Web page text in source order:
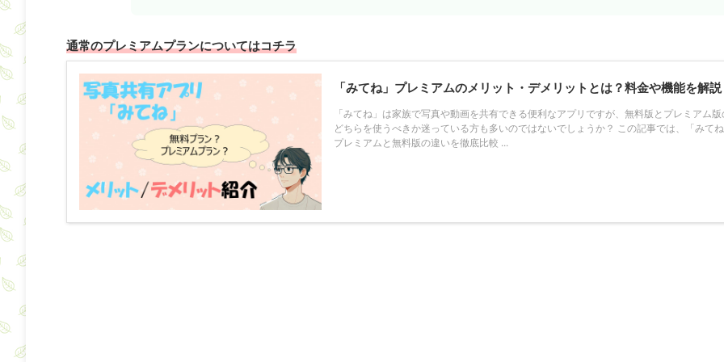
通常のプレミアムプランについてはコチラ
「みてね」プレミアムのメリット・デメリットとは？料金や機能を解説
「みてね」は家族で写真や動画を共有できる便利なアプリですが、無料版とプレミアム版
どちらを使うべきか迷っている方も多いのではないでしょうか？ この記事では、「みて
プレミアムと無料版の違いを徹底比較 ...